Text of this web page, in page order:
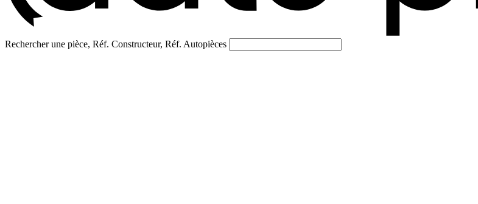
Rechercher une pièce, Réf. Constructeur, Réf. Autopièces